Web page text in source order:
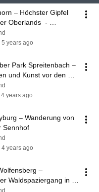
– Höchster Gipfel
Oberlands  -
ab Hulftegg
5 years ago
Park Spreitenbach –
und Kunst vor den
4 years ago
– Wanderung von
Sennhof
4 years ago
–
Waldspaziergang in